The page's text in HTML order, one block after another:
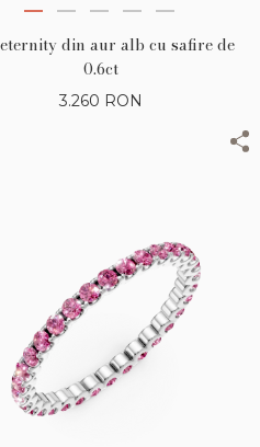
din aur alb cu safire de
0.6ct
3.260 RON